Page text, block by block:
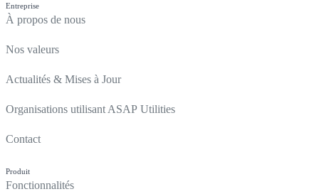
Entreprise
À propos de nous
Nos valeurs
Actualités & Mises à Jour
Organisations utilisant ASAP Utilities
Contact
Produit
Fonctionnalités